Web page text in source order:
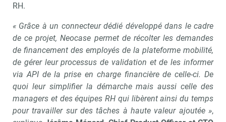
RH.
« Grâce à un connecteur dédié développé dans le cadre
de ce projet, Neocase permet de récolter les demandes
de financement des employés de la plateforme mobilité,
de gérer leur processus de validation et de les informer
via API de la prise en charge financière de celle-ci. De
quoi leur simplifier la démarche mais aussi celle des
managers et des équipes RH qui libèrent ainsi du temps
pour travailler sur des tâches à haute valeur ajoutée »,